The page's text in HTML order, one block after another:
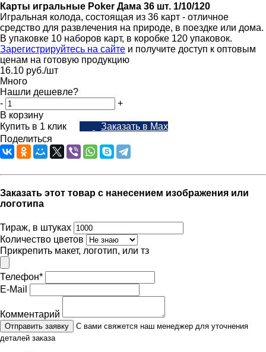
Карты игральные Poker Дама 36 шт. 1/10/120
Игральная колода, состоящая из 36 карт - отличное
средство для развлечения на природе, в поездке или дома.
В упаковке 10 наборов карт, в коробке 120 упаковок.
Зарегистрируйтесь на сайте и получите доступ к оптовым
ценам на готовую продукцию
16.10 руб./шт
Много
Нашли дешевле?
-
+
В корзину
Купить в 1 клик
Заказать в Max
Поделиться
Заказать этот товар с нанесением изображения или
логотипа
Тираж, в штуках
Количество цветов
Прикрепить макет, логотип, или тз
Телефон*
E-Mail
Комментарий
Отправить заявку
С вами свяжется наш менеджер для уточнения
деталей заказа